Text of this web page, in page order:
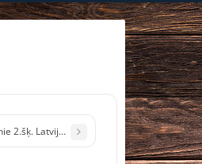
2.šķ. Latvija /svara/